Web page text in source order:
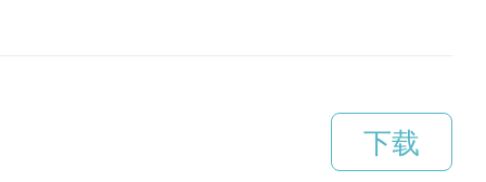
下载